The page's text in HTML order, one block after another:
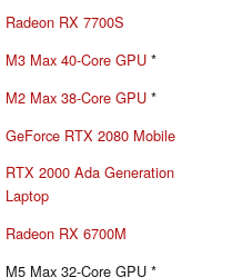
Radeon RX 7700S
M3 Max 40-Core GPU *
M2 Max 38-Core GPU *
GeForce RTX 2080 Mobile
RTX 2000 Ada Generation
Laptop
Radeon RX 6700M
M5 Max 32-Core GPU *